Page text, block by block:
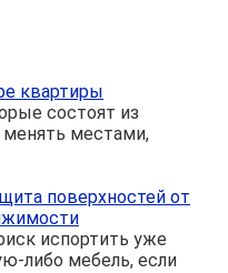
квартиры
состоят из
местами,
поверхностей от
испортить уже
либо мебель, если